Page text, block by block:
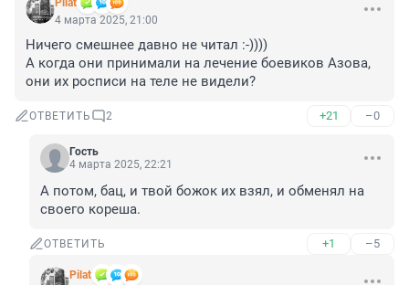
Pilat
4 марта 2025, 21:00
Ничего смешнее давно не читал :-))))
А когда они принимали на лечение боевиков Азова,
они их росписи на теле не видели?
ОТВЕТИТЬ 2 +21 –0
Гость
4 марта 2025, 22:21
А потом, бац, и твой божок их взял, и обменял на
своего кореша.
ОТВЕТИТЬ +1 –5
Pilat